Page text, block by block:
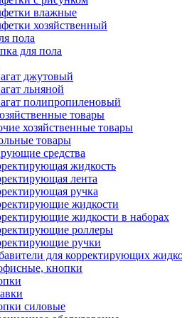
влажные
хозяйственный
пола
для пола
джутовый
льняной
полипропиленовый
товары
хозяйственные товары
товары
средства
жидкость
лента
ручка
жидкости
жидкости в наборах
роллеры
ручки
для корректирующих
кнопки
силовые